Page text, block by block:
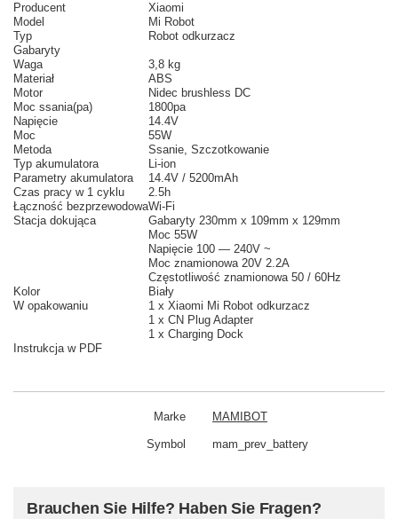
Producent
Xiaomi
Model
Mi Robot
Typ
Robot odkurzacz
Gabaryty
Waga
3,8 kg
Materiał
ABS
Motor
Nidec brushless DC
Moc ssania(pa)
1800pa
Napięcie
14.4V
Moc
55W
Metoda
Ssanie, Szczotkowanie
Typ akumulatora
Li-ion
Parametry akumulatora
14.4V / 5200mAh
Czas pracy w 1 cyklu
2.5h
Łączność bezprzewodowaWi-Fi
Stacja dokująca
Gabaryty 230mm x 109mm x 129mm
Moc 55W
Napięcie 100 — 240V ~
Moc znamionowa 20V 2.2A
Częstotliwość znamionowa 50 / 60Hz
Kolor
Biały
W opakowaniu
1 x Xiaomi Mi Robot odkurzacz
1 x CN Plug Adapter
1 x Charging Dock
Instrukcja w PDF
Marke MAMIBOT
Symbol mam_prev_battery
Brauchen Sie Hilfe? Haben Sie Fragen?